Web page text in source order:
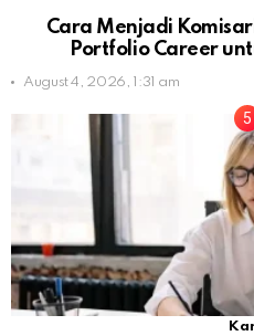
Cara Menjadi
Portfolio Career
August 4, 2026, 1:31 am